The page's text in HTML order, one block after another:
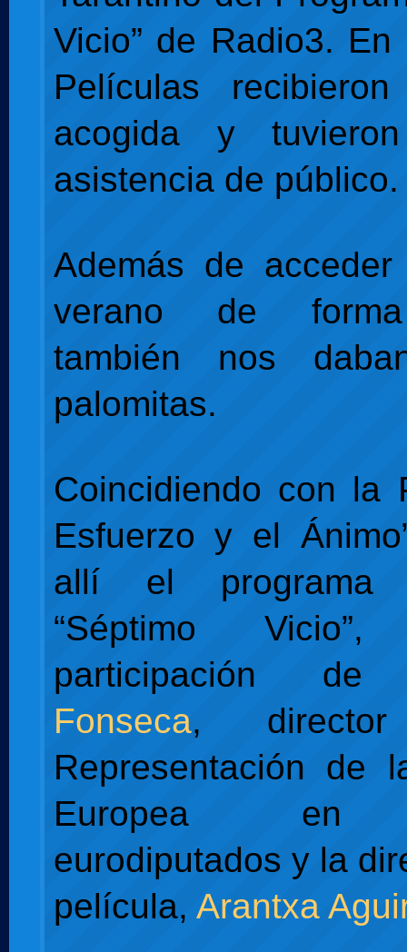
Vicio” de Radio3.
Películas
acogida y
asistencia de público.
Además de
verano de
también nos
palomitas.
Coincidiendo con la
Esfuerzo y el
allí el programa
“Séptimo
participación
Fonseca,
Representación de
Europea en
eurodiputados y la
película, Arantxa